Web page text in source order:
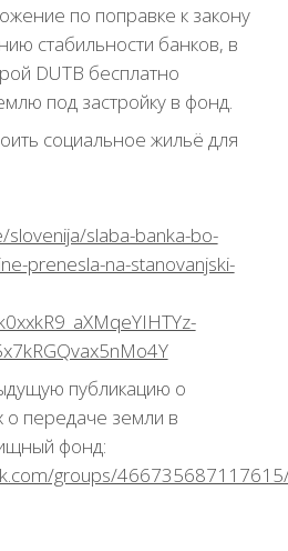
по поправке к закону
стабильности банков, в
DUTB бесплатно
под застройку в фонд.
социальное жильё для
slaba-banka-bo-
prenesla-na-stanovanjski-
публикацию о
передаче земли в
фонд:
groups/